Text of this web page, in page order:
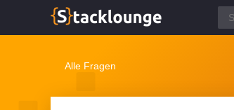
Alle Fragen